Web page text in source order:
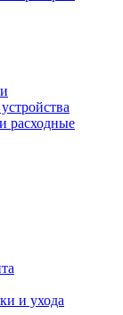
расходные
и ухода